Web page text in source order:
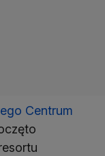
Centrum